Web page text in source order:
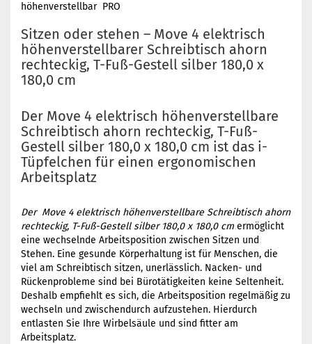
höhenverstellbar PRO
Sitzen oder stehen – Move 4 elektrisch
höhenverstellbarer Schreibtisch ahorn
rechteckig, T-Fuß-Gestell silber 180,0 x
180,0 cm
Der Move 4 elektrisch höhenverstellbare
Schreibtisch ahorn rechteckig, T-Fuß-
Gestell silber 180,0 x 180,0 cm ist das i-
Tüpfelchen für einen ergonomischen
Arbeitsplatz
Der Move 4 elektrisch höhenverstellbare Schreibtisch ahorn
rechteckig, T-Fuß-Gestell silber 180,0 x 180,0 cm ermöglicht
eine wechselnde Arbeitsposition zwischen Sitzen und
Stehen. Eine gesunde Körperhaltung ist für Menschen, die
viel am Schreibtisch sitzen, unerlässlich. Nacken- und
Rückenprobleme sind bei Bürotätigkeiten keine Seltenheit.
Deshalb empfiehlt es sich, die Arbeitsposition regelmäßig zu
wechseln und zwischendurch aufzustehen. Hierdurch
entlasten Sie Ihre Wirbelsäule und sind fitter am
Arbeitsplatz.